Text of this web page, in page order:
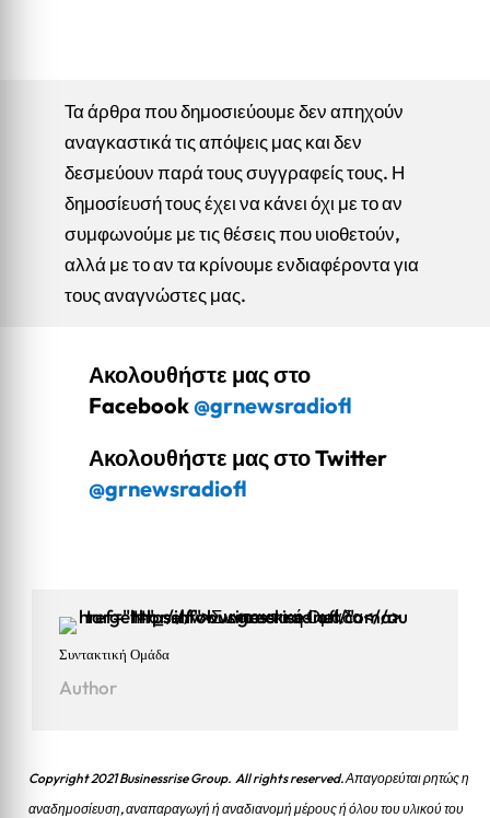
Τα άρθρα που δημοσιεύουμε δεν απηχούν
αναγκαστικά τις απόψεις μας και δεν
δεσμεύουν παρά τους συγγραφείς τους. Η
δημοσίευσή τους έχει να κάνει όχι με το αν
συμφωνούμε με τις θέσεις που υιοθετούν,
αλλά με το αν τα κρίνουμε ενδιαφέροντα για
τους αναγνώστες μας.
Ακολουθήστε μας στο
Facebook@grnewsradiofl
Ακολουθήστε μας στο Twitter
@grnewsradiofl
Συντακτική Ομάδα
Author
Copyright 2021 Businessrise Group. All rights reserved. Απαγορεύται ρητώς η
αναδημοσίευση, αναπαραγωγή ή αναδιανομή μέρους ή όλου του υλικού του